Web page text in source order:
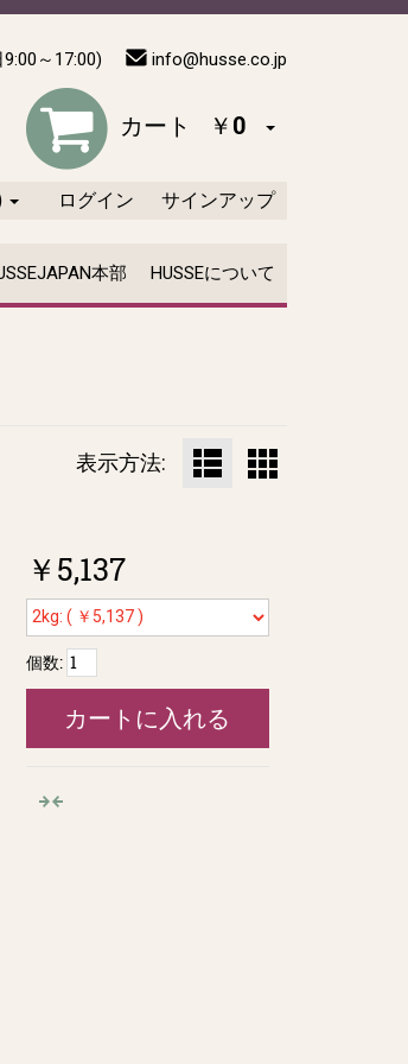
～17:00) info@husse.co.jp
カート ￥0
ログイン サインアップ
本部 HUSSEについて
表示方法:
￥5,137
個数:
カートに入れる